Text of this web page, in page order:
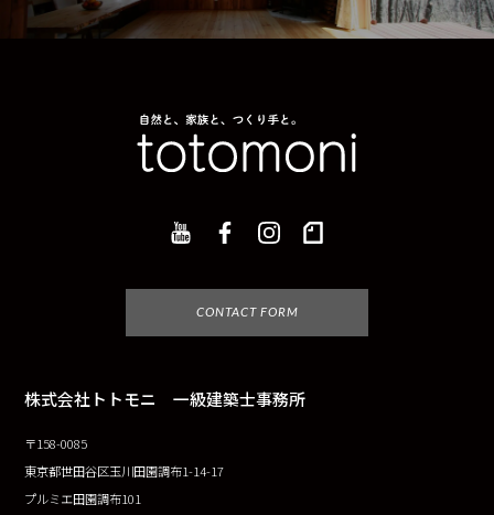
CONTACT FORM
株式会社トトモニ 一級建築士事務所
〒158-0085
東京都世田谷区玉川田園調布1-14-17
プルミエ田園調布101